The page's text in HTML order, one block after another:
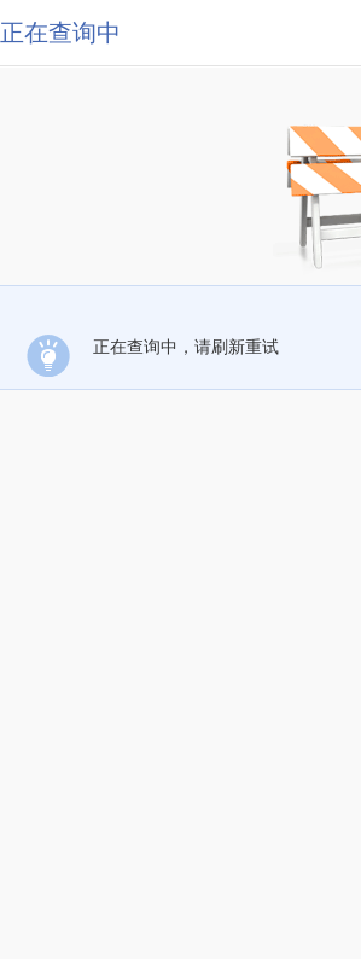
正在查询中
正在查询中，请刷新重试